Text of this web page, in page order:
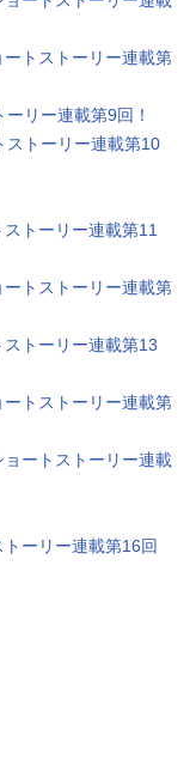
トストーリー連載第
リー連載第9回！
ストーリー連載第10
トーリー連載第11
トストーリー連載第
トーリー連載第13
トストーリー連載第
ートストーリー連載
ーリー連載第16回